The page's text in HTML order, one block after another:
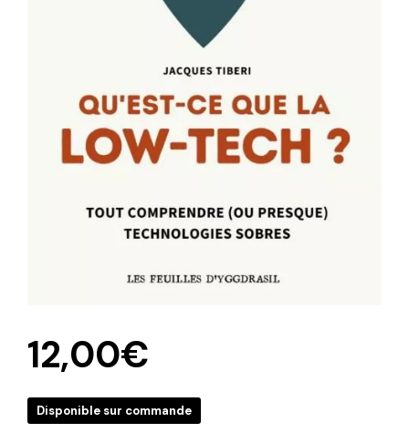
12,00€
Disponible sur commande